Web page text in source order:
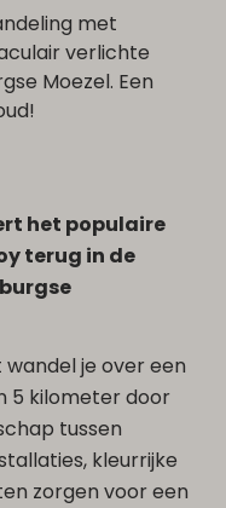
met
verlichte
Moezel. Een
het populaire
terug in de
je over een
5 kilometer door
tussen
kleurrijke
zorgen voor een